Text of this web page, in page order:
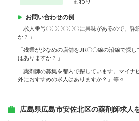
お問い合わせの例
「求人番号〇〇〇〇〇〇に興味があるので、詳
か？」
「残業が少なめの店舗をJR〇〇線の沿線で探
はありますか？」
「薬剤師の募集を都内で探しています。マイナ
外におすすめの求人はありますか？」等々
広島県広島市安佐北区の薬剤師求人